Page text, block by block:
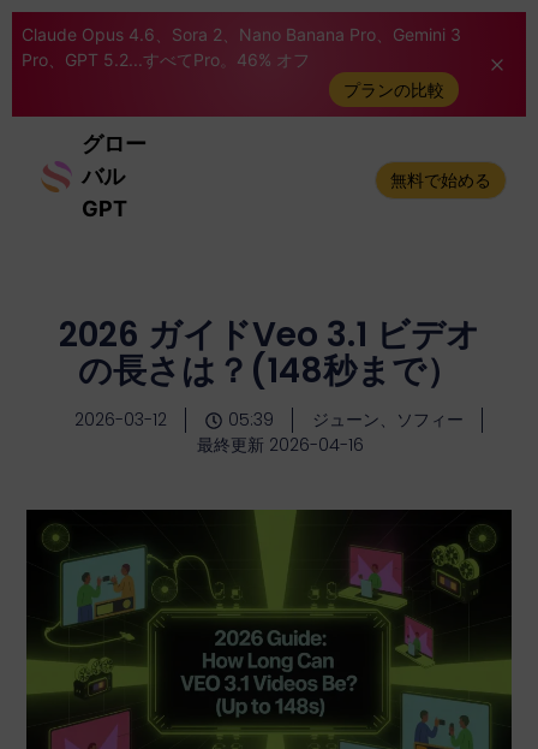
Claude Opus 4.6、Sora 2、Nano Banana Pro、Gemini 3
Pro、GPT 5.2...すべてPro。46% オフ
プランの比較
グロー
バル
GPT
無料で始める
2026 ガイドVeo 3.1 ビデオ
の長さは？(148秒まで）
2026-03-12 05:39
ジューン、ソフィー
最終更新 2026-04-16